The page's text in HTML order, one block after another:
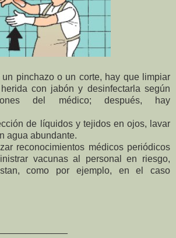
pinchazo o un corte, hay que limpiar
con jabón y desinfectarla según
del médico; después, hay
de líquidos y tejidos en ojos, lavar
agua abundante.
reconocimientos médicos periódicos
vacunas al personal en riesgo,
como por ejemplo, en el caso